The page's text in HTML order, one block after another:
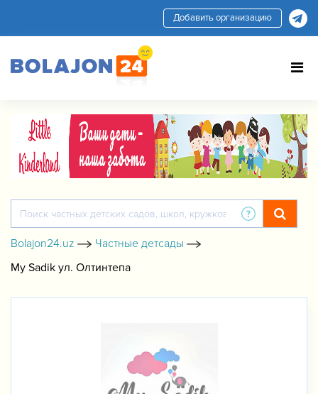
Добавить организацию
Bolajon24.uz
Частные детсады
My Sadik ул. Олтинтепа